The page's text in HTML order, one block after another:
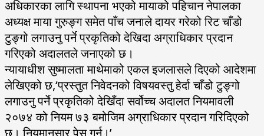
अधिकारका लागि स्थापना भएको मायाको पहिचान नेपालका
अध्यक्ष माया गुरुङ्ग समेत पाँच जनाले दायर गरेको रिट चाँडो
टुङ्गो लगाउनु पर्ने प्रकृतिको देखिदा अग्राधिकार प्रदान
गरिएको अदालतले जनाएको छ।
न्यायाधीश सुष्मालता माथेमाको एकल इजलासले दिएको आदेशमा
लेखिएको छ,‘प्रस्तुत निवेदनको विषयवस्तु हेर्दा चाँडो टुङ्गो
लगाउनु पर्ने प्रकृतिको देखिँदा सर्वोच्च अदालत नियमावली
२०७४ को नियम ७३ बमोजिम अग्राधिकार प्रदान गरिदिएको
छ। नियमानुसार पेस गर्नु।’